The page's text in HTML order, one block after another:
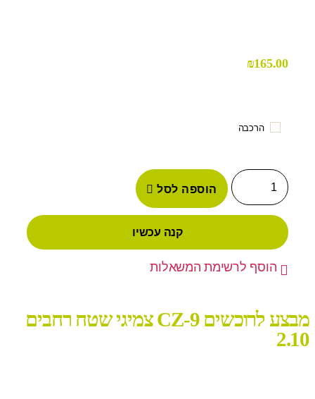
₪165.00
הרכבה
הוספה לסל
קנה עכשיו
הוסף לרשימת המשאלות
מבצע לרוכשים CZ-9 צמיגי שטח רחבים
2.10